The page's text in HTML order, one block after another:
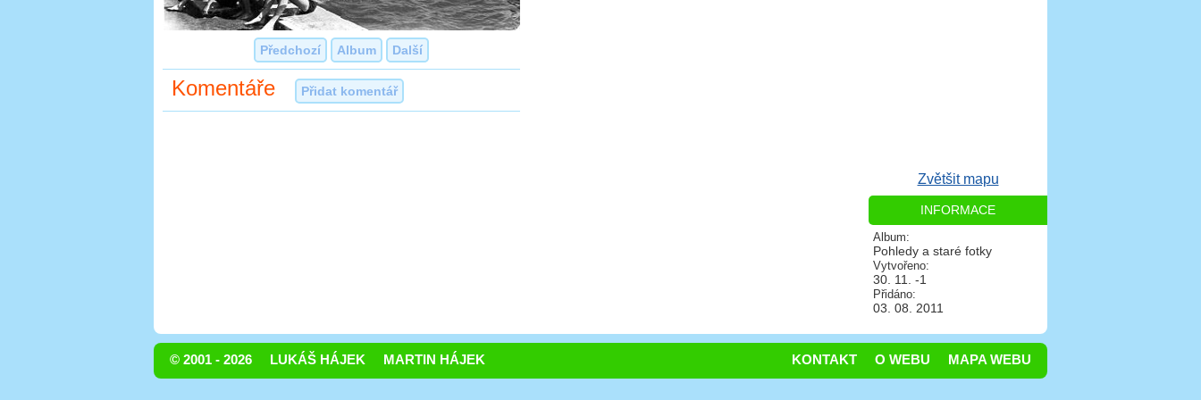
Předchozí Album Další
Komentáře Přidat komentář
Zvětšit mapu
INFORMACE
Album:
Pohledy a staré fotky
Vytvořeno:
30. 11. -1
Přidáno:
03. 08. 2011
© 2001 - 2026 LUKÁŠ HÁJEK MARTIN HÁJEK MAPA WEBU
O WEBU
KONTAKT